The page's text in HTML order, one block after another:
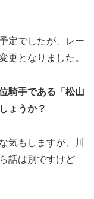
定でしたが、レー
更となりました。
騎手である「松山
ょうか？
気もしますが、川
話は別ですけど